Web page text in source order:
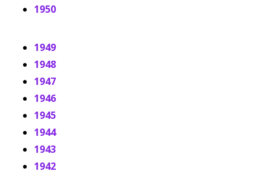
1950
1949
1948
1947
1946
1945
1944
1943
1942